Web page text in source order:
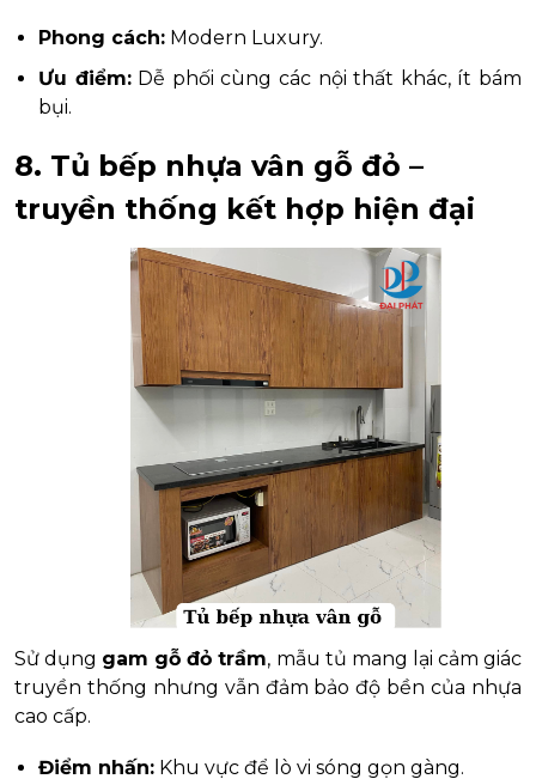
Phong cách: Modern Luxury.
Ưu điểm:Dễ phối cùng các nội thất khác, ít bám
bụi.
8. Tủ bếp nhựa vân gỗ đỏ –
truyền thống kết hợp hiện đại
Sử dụng gam gỗ đỏ trầm, mẫu tủ mang lại cảm giác
truyền thống nhưng vẫn đảm bảo độ bền của nhựa
cao cấp.
Điểm nhấn: Khu vực để lò vi sóng gọn gàng.